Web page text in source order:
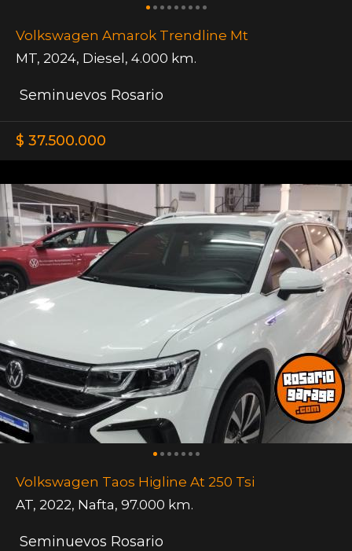
Volkswagen Amarok Trendline Mt
MT, 2024, Diesel, 4.000 km.
Seminuevos Rosario
$ 37.500.000
Volkswagen Taos Higline At 250 Tsi
AT, 2022, Nafta, 97.000 km.
Seminuevos Rosario